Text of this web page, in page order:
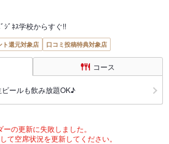
ｼﾞﾈｽ学校からすぐ!!
ト還元対象店 口コミ投稿特典対象店
コース
ールも飲み放題OK♪
ーの更新に失敗しました。
て空席状況を更新してください。